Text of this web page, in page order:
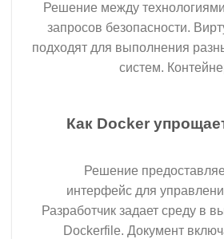
Решение между
запросов безопасности.
подходят для выполнения
систем.
Как Docker
Решение
интерфейс для
Разработчик задает среду в
Dockerfile. Документ